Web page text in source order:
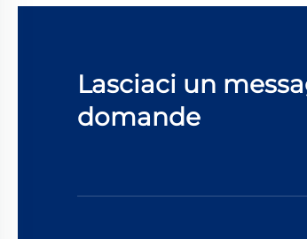
Lasciaci un
domande